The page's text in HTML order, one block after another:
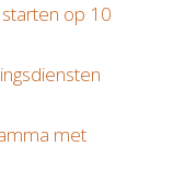
op 10
met